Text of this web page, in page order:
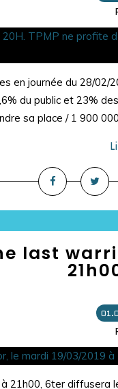
en journée du 28/
du public et 23%
sa place / 1 900
last
21h00, 6ter diffusera